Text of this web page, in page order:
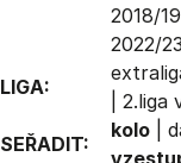
2018/19
2022/23
LIGA:
2.liga
SEŘADIT:
kolo